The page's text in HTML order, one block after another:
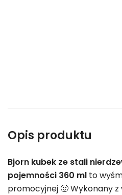
Opis produktu
Bjorn kubek ze stali
pojemności 360 ml to
promocyjnej 🙂 Wykonany